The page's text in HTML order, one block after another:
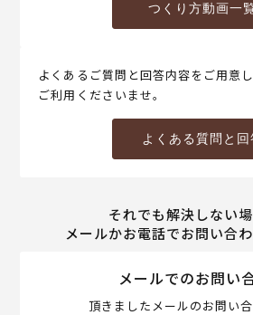
つくり方動画一
よくあるご質問と回答内容をご用意
ご利用くださいませ。
よくある質問と回
それでも解決しない場
メールかお電話でお問い合わ
メールでのお問い
頂きましたメールのお問い合